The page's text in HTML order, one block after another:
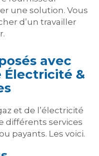
une solution. Vous
d’un travailler
avec
Électricité &
et de l’électricité
différents services
payants. Les voici.